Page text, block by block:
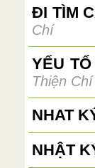
ĐI TÌM
Chí
YẾU
Thiện Chí
NHAT
NHẬT